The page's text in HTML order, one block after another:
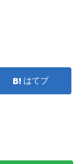
はてブ